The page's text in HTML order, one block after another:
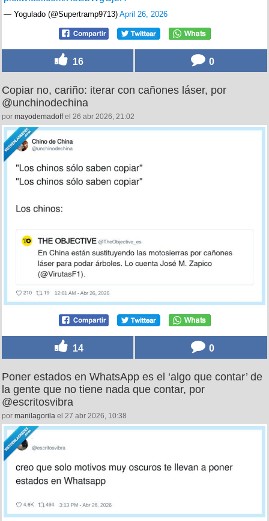
— Yogulado (@Supertramp9713) April 26, 2026
16 0
Copiar no, cariño: iterar con cañones láser, por
@unchinodechina
por mayodemadoffel 26 abr 2026, 21:02
14 0
Poner estados en WhatsApp es el ‘algo que contar’ de
la gente que no tiene nada que contar, por
@escritosvibra
por manilagorila el 27 abr 2026, 10:38